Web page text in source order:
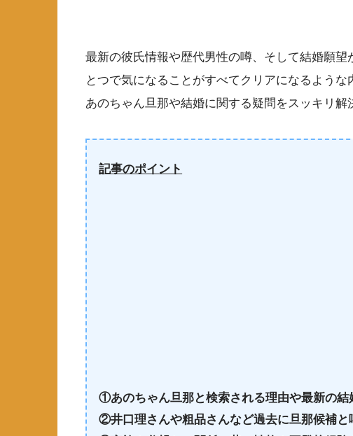
最新の彼氏情報や歴代男性の噂、そして結婚願
とつで気になることがすべてクリアになるような
あのちゃん旦那や結婚に関する疑問をスッキリ解
記事のポイント
①あのちゃん旦那と検索される理由や最新の結
②井口理さんや粗品さんなど過去に旦那候補と